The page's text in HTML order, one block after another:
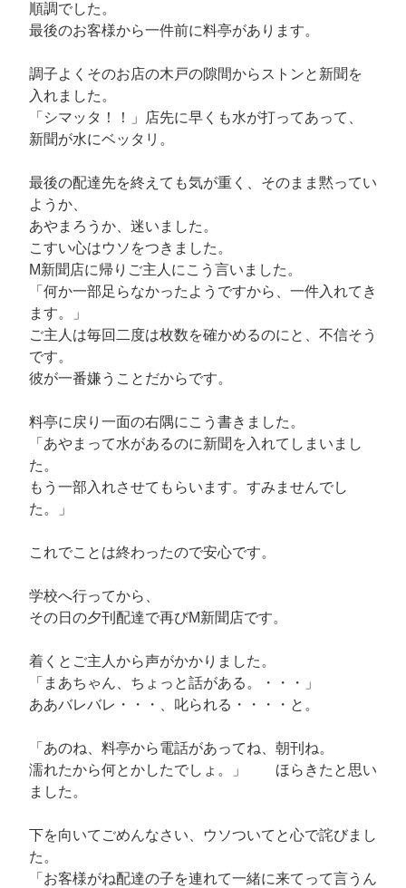
順調でした。
最後のお客様から一件前に料亭があります。
調子よくそのお店の木戸の隙間からストンと新聞を
入れました。
「シマッタ！！」店先に早くも水が打ってあって、
新聞が水にベッタリ。
最後の配達先を終えても気が重く、そのまま黙ってい
ようか、
あやまろうか、迷いました。
こすい心はウソをつきました。
M新聞店に帰りご主人にこう言いました。
「何か一部足らなかったようですから、一件入れてき
ます。」
ご主人は毎回二度は枚数を確かめるのにと、不信そう
です。
彼が一番嫌うことだからです。
料亭に戻り一面の右隅にこう書きました。
「あやまって水があるのに新聞を入れてしまいまし
た。
もう一部入れさせてもらいます。すみませんでし
た。」
これでことは終わったので安心です。
学校へ行ってから、
その日の夕刊配達で再びM新聞店です。
着くとご主人から声がかかりました。
「まあちゃん、ちょっと話がある。・・・」
ああバレバレ・・・、叱られる・・・・と。
「あのね、料亭から電話があってね、朝刊ね。
濡れたから何とかしたでしょ。」 ほらきたと思い
ました。
下を向いてごめんなさい、ウソついてと心で詫びまし
た。
「お客様がね配達の子を連れて一緒に来てって言うん